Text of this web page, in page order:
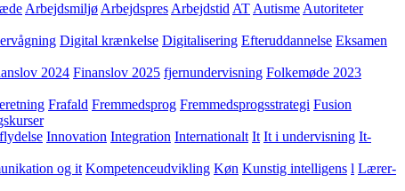
Arbejdsmiljø Arbejdspres Arbejdstid AT Autisme Autoriteter
Digital krænkelse Digitalisering Efteruddannelse Eksamen
2024 Finanslov 2025 fjernundervisning Folkemøde 2023
Frafald Fremmedsprog Fremmedsprogsstrategi Fusion
Innovation Integration Internationalt It It i undervisning It-
og it Kompetenceudvikling Køn Kunstig intelligens l Lærer-